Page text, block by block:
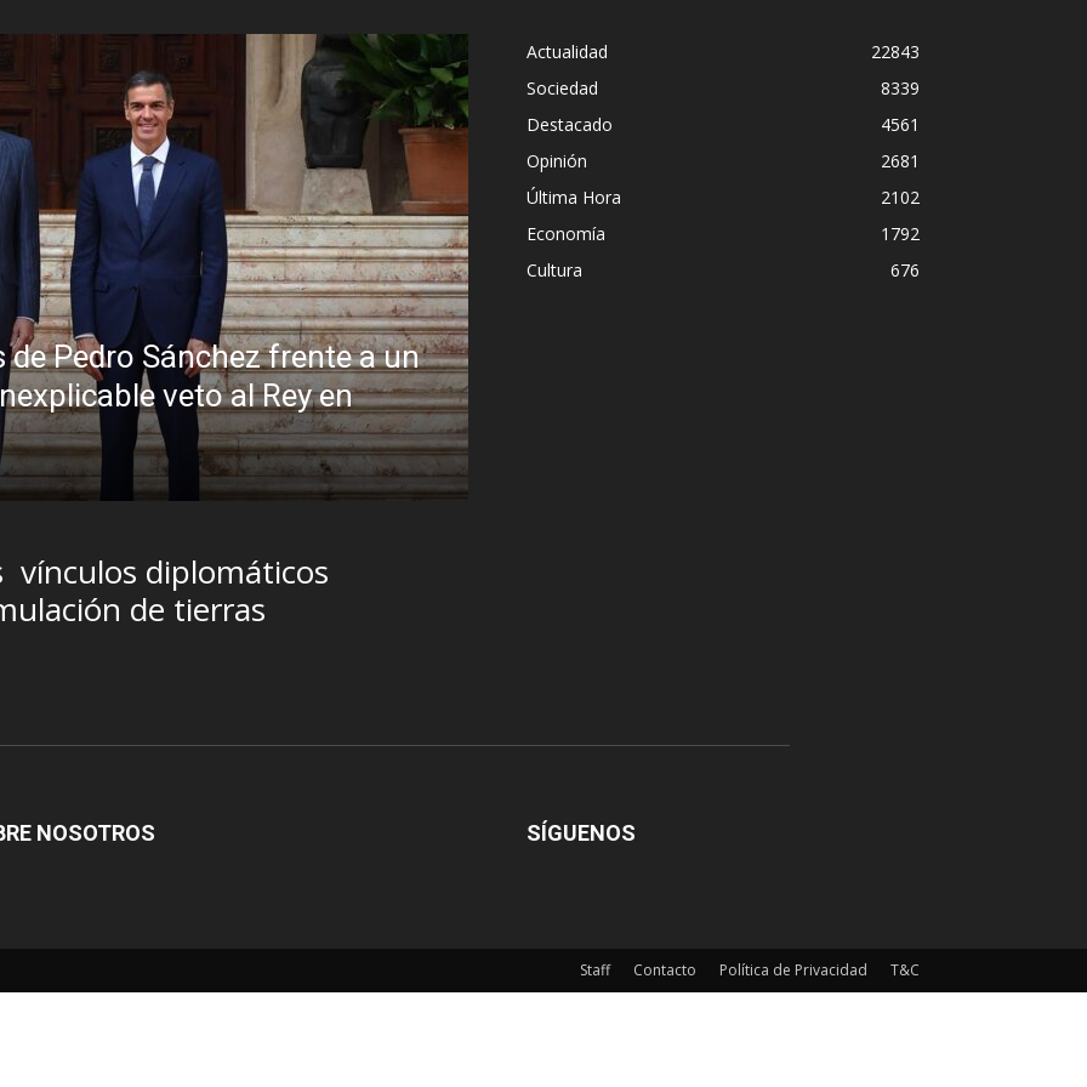
Sin disimulo: la peligrosa promiscuidad institucional en
Brasil y la sombra del Foro de São Paulo
R.C. Gómez 5 agosto, 2026
vínculos diplomáticos
de tierras
Actualidad
22843
Sociedad
8339
Destacado
4561
Opinión
2681
Última Hora
2102
Economía
1792
Cultura
676
NOSOTROS SÍGUENOS
Staff Contacto Política de Privacidad T&C